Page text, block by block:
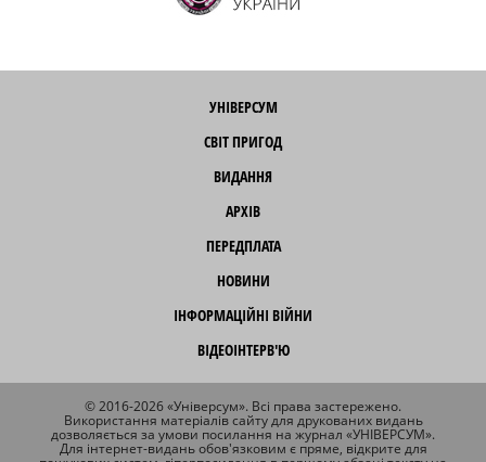
УНІВЕРСУМ
СВІТ ПРИГОД
ВИДАННЯ
АРХІВ
ПЕРЕДПЛАТА
НОВИНИ
ІНФОРМАЦІЙНІ ВІЙНИ
ВІДЕОІНТЕРВ'Ю
© 2016-2026 «Універсум». Всі права застережено.
Використання матеріалів сайту для друкованих видань
дозволяється за умови посилання на журнал «УНІВЕРСУМ».
Для інтернет-видань обов'язковим є пряме, відкрите для